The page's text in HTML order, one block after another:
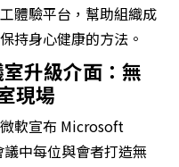
體驗平台 ，幫助組織成
持身心健康的方法。
升級介面：無
現場
軟宣布 Microsoft
中每位與會者打造無